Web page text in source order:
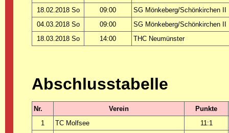
18.02.2018 So
09:00
SG Mönkeberg/Schönkirchen II
04.03.2018 So
09:00
SG Mönkeberg/Schönkirchen II
18.03.2018 So
14:00 THC Neumünster
Abschlusstabelle
Nr. Verein
Punkte
1
TC Molfsee
11:1